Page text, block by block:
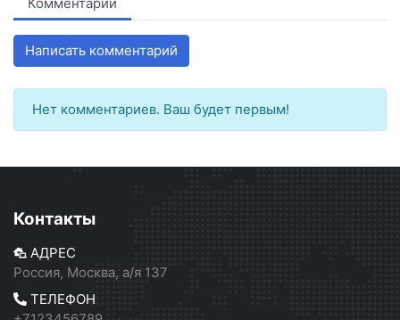
Написать комментарий
Нет комментариев. Ваш будет первым!
Контакты
АДРЕС
Россия, Москва, а/я 137
ТЕЛЕФОН